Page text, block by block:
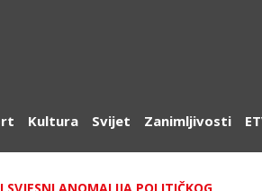
Kultura Svijet Zanimljivosti